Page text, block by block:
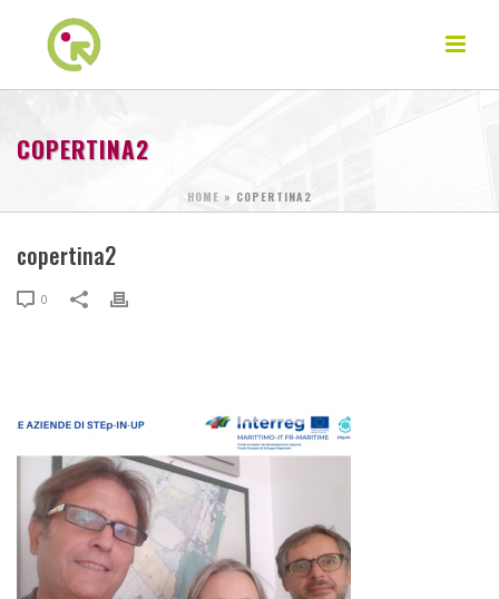
COPERTINA2
HOME » COPERTINA2
copertina2
0